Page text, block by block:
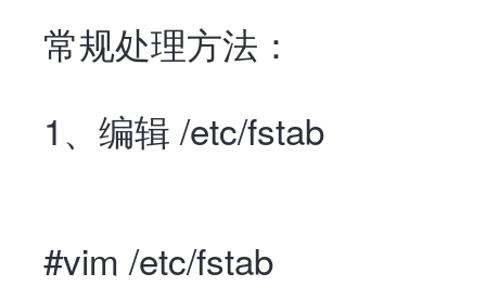
常规处理方法：
1、编辑 /etc/fstab
#vim /etc/fstab